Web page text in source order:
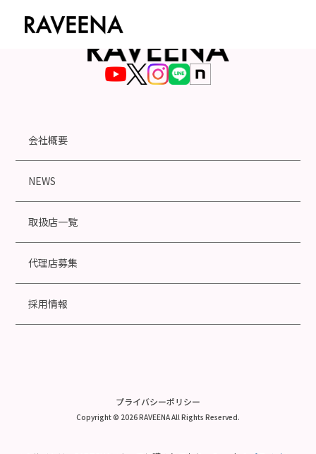
会社概要
NEWS
取扱店一覧
代理店募集
採用情報
プライバシーポリシー
Copyright © 2026 RAVEENA All Rights Reserved.